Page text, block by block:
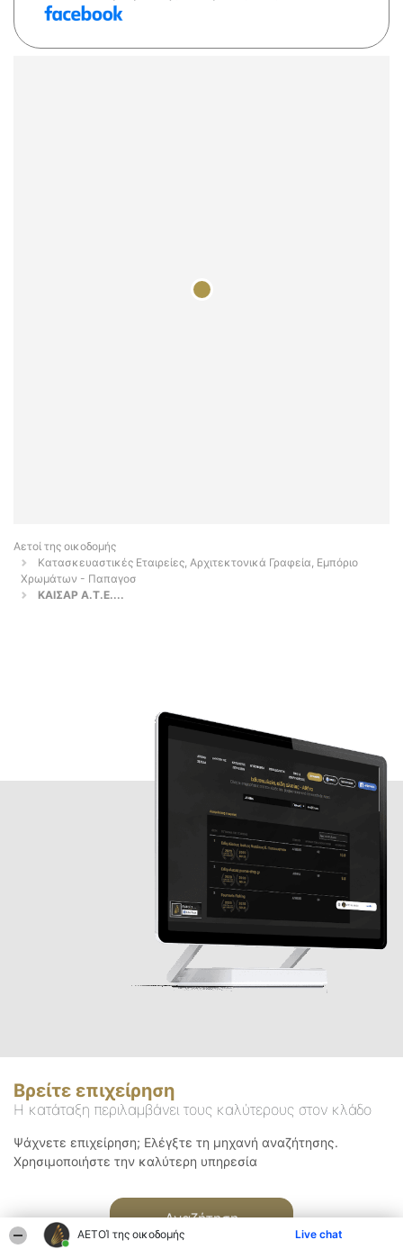
ΑΕΤΟΊ της οικοδομής Live chat
Αετοί της οικοδομής
Κατασκευαστικές Εταιρείες, Αρχιτεκτονικά Γραφεία, Εμπόριο
Χρωμάτων - Παπαγοσ
ΚΑΙΣΑΡ Α.Τ.Ε....
Βρείτε επιχείρηση
Η κατάταξη περιλαμβάνει τους καλύτερους στον κλάδο
Ψάχνετε επιχείρηση; Ελέγξτε τη μηχανή αναζήτησης.
Χρησιμοποιήστε την καλύτερη υπηρεσία
Αναζήτηση